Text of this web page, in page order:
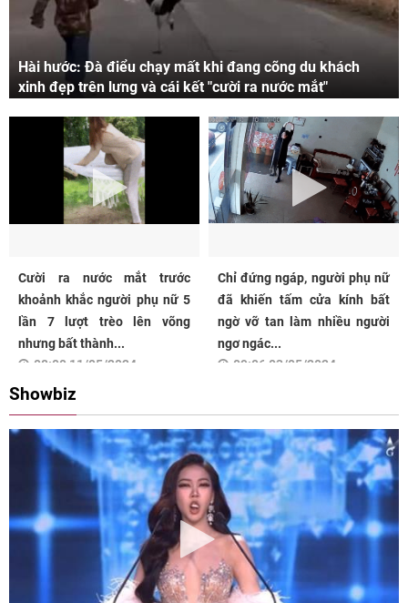
Hài hước: Đà điểu chạy mất khi đang cõng du khách
xinh đẹp trên lưng và cái kết "cười ra nước mắt"
Cười ra nước mắt trước
khoảnh khắc người phụ nữ 5
lần 7 lượt trèo lên võng
nhưng bất thành...
08:00 11/05/2024
Chỉ đứng ngáp, người phụ nữ
đã khiến tấm cửa kính bất
ngờ vỡ tan làm nhiều người
ngơ ngác...
09:06 03/05/2024
Showbiz